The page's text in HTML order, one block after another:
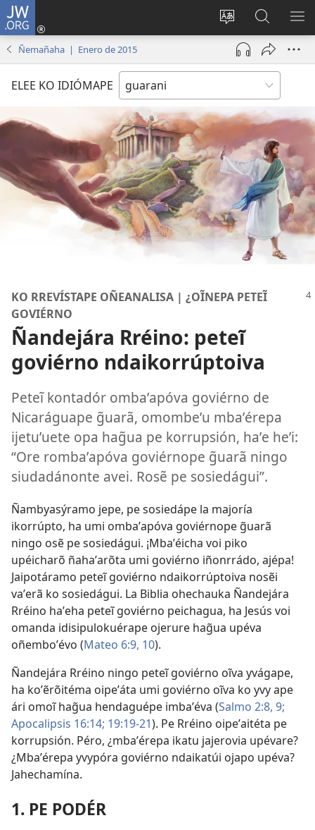
JW.ORG
Ekambia
ótro
idiómape
Emoñepyrũ
ne
sesión
(abre
una
ventana)
Eheka
JW.ORG
Ñemañaha | Enero de 2015
ELEE KO IDIÓMAPE
KO RREVÍSTAPE OÑEANALISA | ¿OĨNEPA PETEĨ
GOVIÉRNO
Ñandejára Rréino: peteĩ
goviérno ndaikorrúptoiva
Peteĩ kontadór ombaʼapóva goviérno de
Nicaráguape g̃uarã, omombeʼu mbaʼérepa
ijetuʼuete opa hag̃ua pe korrupsión, haʼe heʼi:
“Ore rombaʼapóva goviérnope g̃uarã ningo
siudadánonte avei. Rosẽ pe sosiedágui”.
Ñambyasýramo jepe, pe sosiedápe la majoría
ikorrúpto, ha umi ombaʼapóva goviérnope g̃uarã
ningo osẽ pe sosiedágui. ¡Mbaʼéicha voi piko
upéicharõ ñahaʼarõta umi goviérno iñonrrádo, ajépa!
Jaipotáramo peteĩ goviérno ndaikorrúptoiva nosẽi
vaʼerã ko sosiedágui. La Biblia ohechauka Ñandejára
Rréino haʼeha peteĩ goviérno peichagua, ha Jesús voi
omanda idisipulokuérape ojerure hag̃ua upéva
oñemboʼévo (Mateo 6:9, 10).
Ñandejára Rréino ningo peteĩ goviérno oĩva yvágape,
ha koʼẽrõitéma oipeʼáta umi goviérno oĩva ko yvy ape
ári omoĩ hag̃ua hendaguépe imbaʼéva (Salmo 2:8, 9;
Apocalipsis 16:14; 19:19-21). Pe Rréino oipeʼaitéta pe
korrupsión. Péro, ¿mbaʼérepa ikatu jajerovia upévare?
¿Mbaʼérepa yvypóra goviérno ndaikatúi ojapo upéva?
Jahechamína.
1. PE PODÉR